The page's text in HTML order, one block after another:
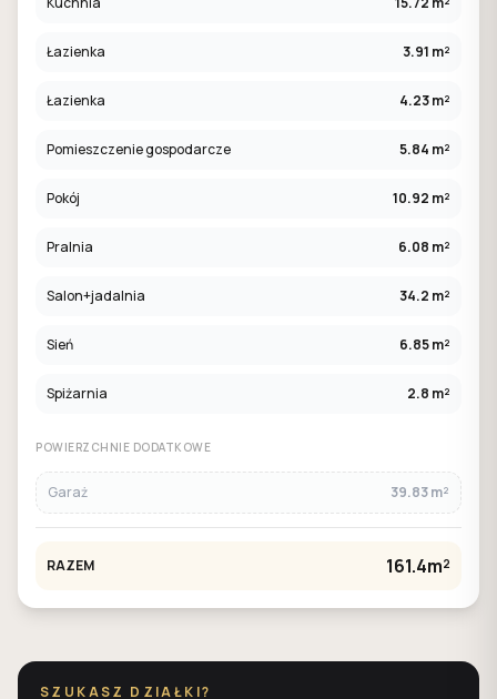
Łazienka 3.91 m²
Łazienka 4.23 m²
Pomieszczenie gospodarcze 5.84 m²
Pokój 10.92 m²
Pralnia 6.08 m²
Salon+jadalnia 34.2 m²
Sień 6.85 m²
Spiżarnia 2.8 m²
POWIERZCHNIE DODATKOWE
Garaż 39.83 m²
RAZEM 161.4m²
SZUKASZ DZIAŁKI?